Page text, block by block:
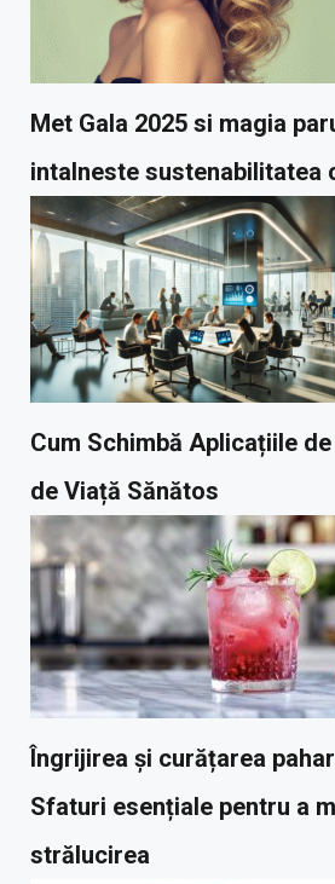
Met Gala 2025 si magia
intalneste sustenabilitatea
Cum Schimbă Aplicațiile
de Viață Sănătos
Îngrijirea și curățarea
Sfaturi esențiale pentru a
strălucirea